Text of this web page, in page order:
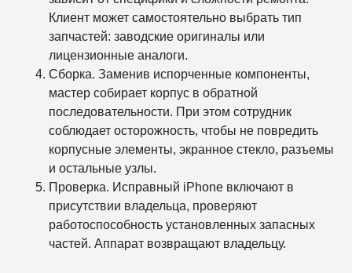
Клиент может самостоятельно выбрать тип
запчастей: заводские оригиналы или
лицензионные аналоги.
Сборка. Заменив испорченные компоненты,
мастер собирает корпус в обратной
последовательности. При этом сотрудник
соблюдает осторожность, чтобы не повредить
корпусные элементы, экранное стекло, разъемы
и остальные узлы.
Проверка. Исправный iPhone включают в
присутствии владельца, проверяют
работоспособность установленных запасных
частей. Аппарат возвращают владельцу.